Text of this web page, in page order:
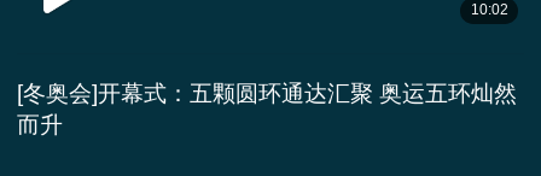
10:02
[冬奥会]开幕式：五颗圆环通达汇聚 奥运五环灿然
而升